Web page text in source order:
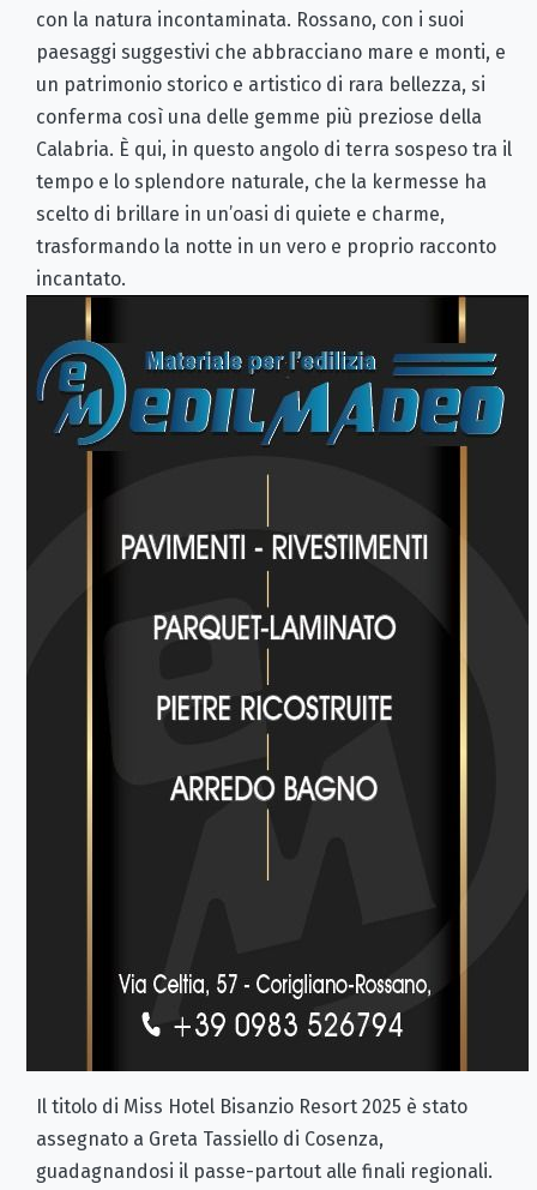
con la natura incontaminata. Rossano, con i suoi
paesaggi suggestivi che abbracciano mare e monti, e
un patrimonio storico e artistico di rara bellezza, si
conferma così una delle gemme più preziose della
Calabria. È qui, in questo angolo di terra sospeso tra il
tempo e lo splendore naturale, che la kermesse ha
scelto di brillare in un’oasi di quiete e charme,
trasformando la notte in un vero e proprio racconto
incantato.
Il titolo di Miss Hotel Bisanzio Resort 2025 è stato
assegnato a Greta Tassiello di Cosenza,
guadagnandosi il passe-partout alle finali regionali.